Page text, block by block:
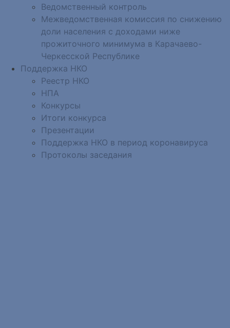
Ведомственный контроль
Межведомственная комиссия по снижению
доли населения с доходами ниже
прожиточного минимума в Карачаево-
Черкесской Республике
Поддержка НКО
Реестр НКО
НПА
Конкурсы
Итоги конкурса
Презентации
Поддержка НКО в период коронавируса
Протоколы заседания